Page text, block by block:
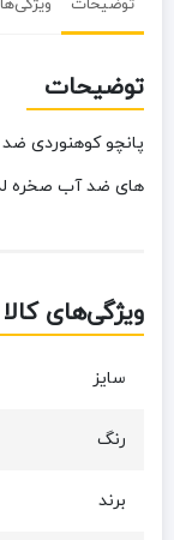
توضیحات
توضیحات
پانچو کوهنوردی
های ضد آب صخره
ویژگی‌های کالا
سایز
رنگ
برند